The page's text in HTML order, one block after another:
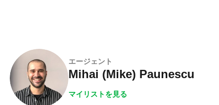
エージェント
Mihai (Mike) Paunescu
マイリストを見る